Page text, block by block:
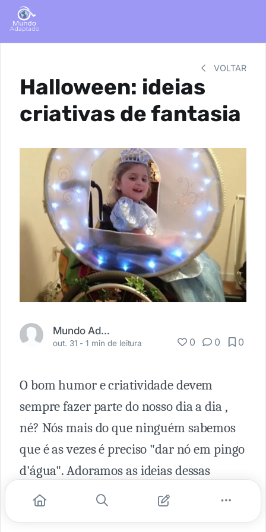
VOLTAR
Halloween: ideias
criativas de fantasia
Mundo Adaptado
out. 31 -1 min de leitura 0 0 0
O bom humor e criatividade devem
sempre fazer parte do nosso dia a dia ,
né? Nós mais do que ninguém sabemos
que é as vezes é preciso "dar nó em pingo
d'água". Adoramos as ideias dessas
crianças e jovens com suas famílias para